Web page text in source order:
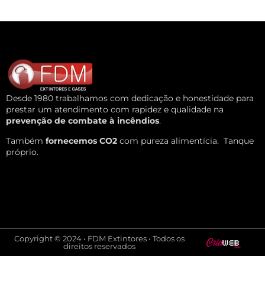
Desde 1980 trabalhamos com dedicação e honestidade para
prestar um atendimento com rapidez e qualidade na
prevenção de combate à incêndios.
Também fornecemos CO2 com pureza alimentícia. Tanque
próprio.
Copyright © 2024 • FDM Extintores • Todos os
direitos reservados